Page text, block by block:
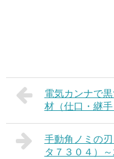
電気カンナで
材（仕口・継
手動角ノミの
タ７３０４）